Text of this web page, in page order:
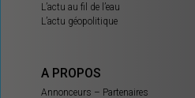
L’actu au fil de l’eau
L’actu géopolitique
A PROPOS
Annonceurs – Partenaires